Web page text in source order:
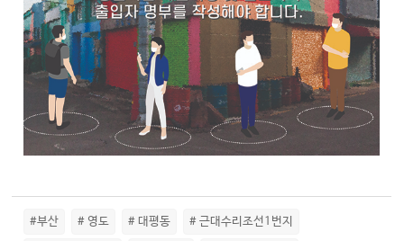
#부산 # 영도 # 대평동 # 근대수리조선1번지